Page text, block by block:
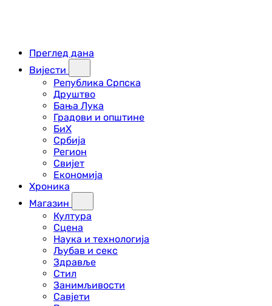
Преглед дана
Вијести
Република Српска
Друштво
Бања Лука
Градови и општине
БиХ
Србија
Регион
Свијет
Економија
Хроника
Магазин
Култура
Сцена
Наука и технологија
Љубав и секс
Здравље
Стил
Занимљивости
Савјети